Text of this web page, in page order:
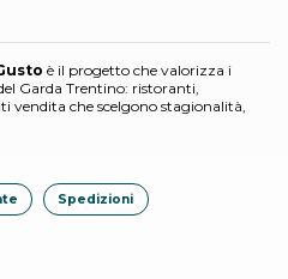
è il progetto che valorizza i
Garda Trentino: ristoranti,
vendita che scelgono stagionalità,
Spedizioni